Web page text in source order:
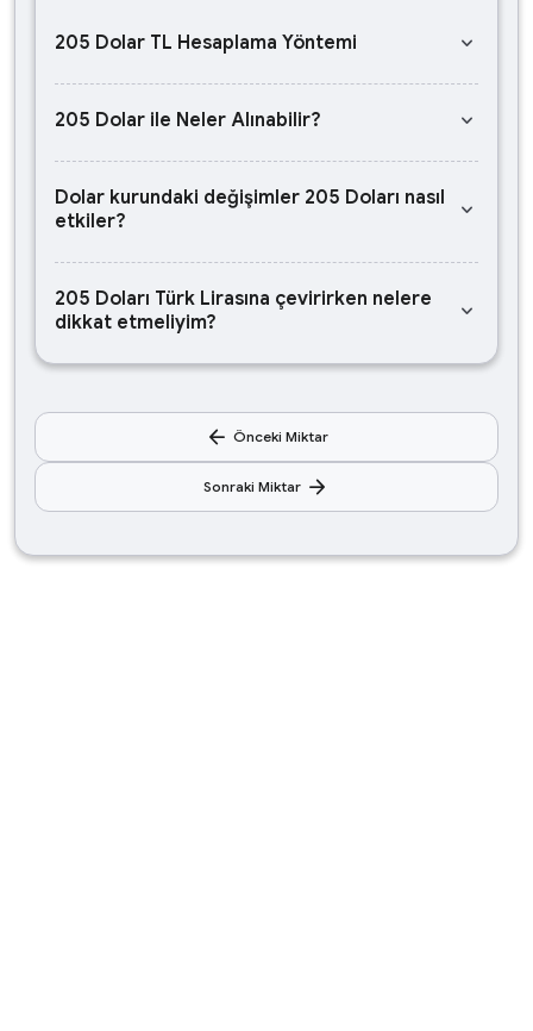
205 Dolar TL Hesaplama Yöntemi keyboard_arrow_down
205 Dolar ile Neler Alınabilir? keyboard_arrow_down
Dolar kurundaki değişimler 205 Doları nasıl
etkiler?
keyboard_arrow_down
205 Doları Türk Lirasına çevirirken nelere
dikkat etmeliyim?
keyboard_arrow_down
arrow_back Önceki Miktar
Sonraki Miktar arrow_forward